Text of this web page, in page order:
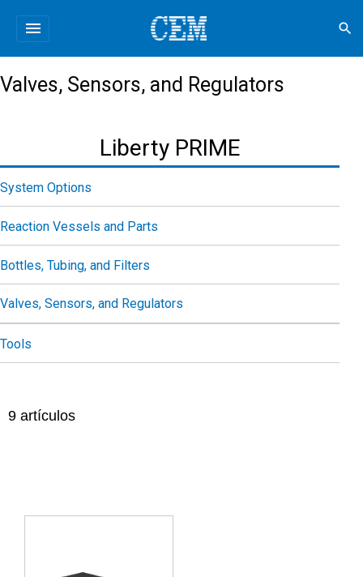
menu search
Valves, Sensors, and Regulators
9 artículos
Liberty PRIME
System Options
Reaction Vessels and Parts
Bottles, Tubing, and Filters
Valves, Sensors, and Regulators
Tools